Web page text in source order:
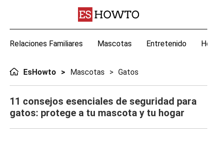
Relaciones Familiares Mascotas Entretenido
EsHowto Mascotas Gatos
11 consejos esenciales de seguridad para
gatos: protege a tu mascota y tu hogar